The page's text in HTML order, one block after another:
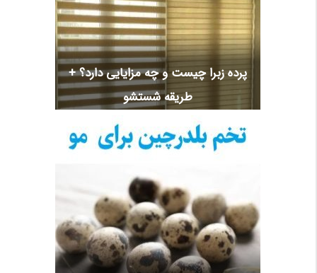
پرده زبرا چیست و چه مزایایی دارد؟ +
طریقه شستشو